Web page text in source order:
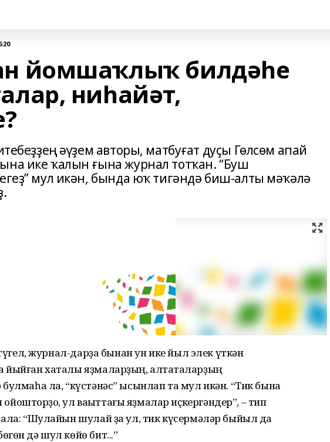
йомшаҡлыҡ билдәһе
ниһайәт,
әүҙем авторы, матбуғат дуҫы Гөлсөм апай
ике ҡалын ғына журнал тотҡан. “Буш
мул икән, бында юҡ тигәндә биш-алты мәҡәлә
журнал-дарҙа бынан ун ике йыл элек үткән
йыйған хаталы яҙмаларҙың, алтаҡталарҙың
булмаһа ла, “күстәнәс” ысынлап та мул икән. “Тик бына
ул ваҡыттағы яҙмалар иҫкергәндер”, – тип
ала: “Шулайын шулай ҙа ул, тик күсермәләр быйыл да
дә шул көйө бит...”